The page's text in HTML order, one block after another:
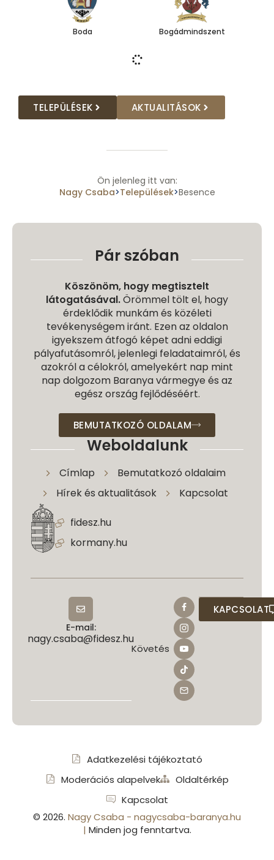
Boda Bogádmindszent
TELEPÜLÉSEK AKTUALITÁSOK
Ön jelenleg itt van:
Nagy Csaba>Települések>Besence
Pár szóban
Köszönöm, hogy megtisztelt
látogatásával.Örömmel tölt el, hogy
érdeklődik munkám és közéleti
tevékenységem iránt. Ezen az oldalon
igyekszem átfogó képet adni eddigi
pályafutásomról, jelenlegi feladataimról, és
azokról a célokról, amelyekért nap mint
nap dolgozom Baranya vármegye és az
egész ország fejlődéséért.
BEMUTATKOZÓ OLDALAM
Weboldalunk
Címlap
Bemutatkozó oldalaim
Hírek és aktualitások
Kapcsolat
fidesz.hu
kormany.hu
E-mail:
nagy.csaba@fidesz.hu
Követés
KAPCSOLAT
Adatkezelési tájékoztató
Moderációs alapelvek
Oldaltérkép
Kapcsolat
© 2026. Nagy Csaba - nagycsaba-baranya.hu
| Minden jog fenntartva.